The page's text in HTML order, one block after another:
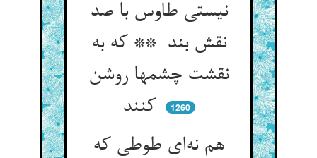
نیستی طاوس با صد
نقش بند ** که به
نقشت چشمها روشن
کنند
1260
هم نه‌ای طوطی که